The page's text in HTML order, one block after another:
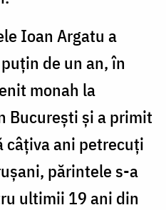
Ioan Argatu a
de un an, în
monah la
București și a primit
câțiva ani petrecuți
părintele s-a
ultimii 19 ani din